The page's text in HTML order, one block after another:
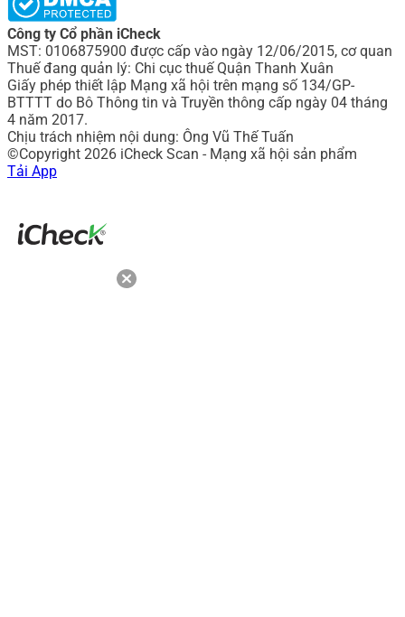
Công ty Cổ phần iCheck
MST: 0106875900 được cấp vào ngày 12/06/2015, cơ quan
Thuế đang quản lý: Chi cục thuế Quận Thanh Xuân
Giấy phép thiết lập Mạng xã hội trên mạng số 134/GP-
BTTTT do Bô Thông tin và Truyền thông cấp ngày 04 tháng
4 năm 2017.
Chịu trách nhiệm nội dung: Ông Vũ Thế Tuấn
©Copyright 2026 iCheck Scan - Mạng xã hội sản phẩm
Tải App